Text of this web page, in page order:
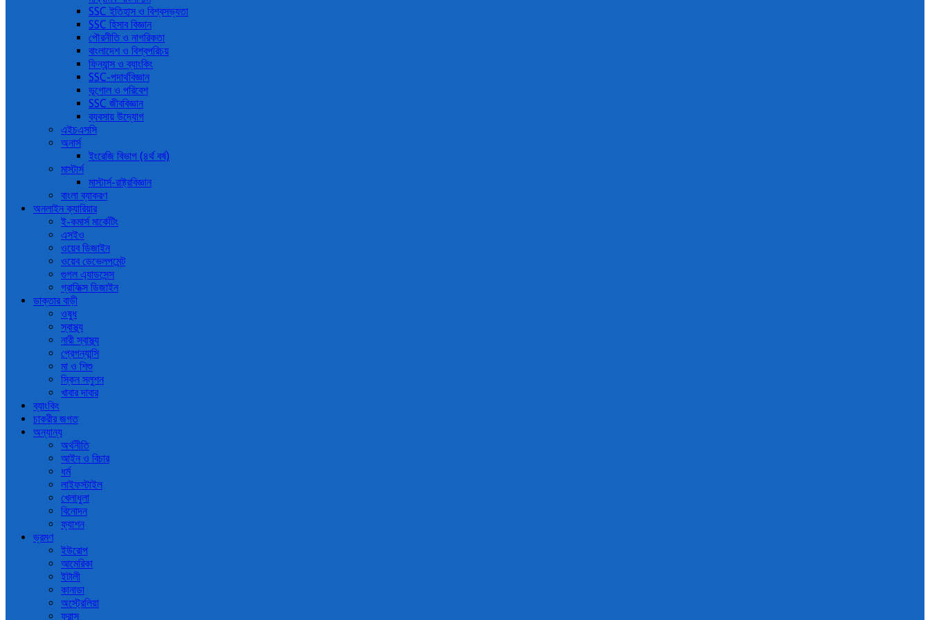
SSC ইতিহাস ও বিশ্বসভ্যতা
SSC হিসাব বিজ্ঞান
পৌরনীতি ও নাগরিকতা
বাংলাদেশ ও বিশ্বপরিচয়
ফিন্যান্স ও ব্যাংকিং
SSC-পদার্থবিজ্ঞান
ভূগোল ও পরিবেশ
SSC জীববিজ্ঞান
ব্যবসায় উদ্যোগ
এইচএসসি
অনার্স
ইংরেজি বিভাগ (৪র্থ বর্ষ)
মাস্টার্স
মাস্টার্স-রাষ্ট্রবিজ্ঞান
বাংলা ব্যাকরণ
অনলাইন ক্যারিয়ার
ই-কমার্স মার্কেটিং
এসইও
ওয়েব ডিজাইন
ওয়েব ডেভেলপমেন্ট
গুগল এ্যাডসেন্স
গ্রাফিক্স ডিজাইন
ডাক্তার বাড়ী
ওষুধ
স্বাস্থ্য
নারী স্বাস্থ্য
প্রেগন্যান্সি
মা ও শিশু
স্কিন সলুশন
খাবার দাবার
ব্যাংকিং
চাকরীর জগত
অন্যান্য
অর্থনীতি
আইন ও বিচার
ধর্ম
লাইফস্টাইল
খেলাধুলা
বিনোদন
ফ্যাশন
ভ্রমণ
ইউরোপ
আমেরিকা
ইটালী
কানাডা
অস্ট্রেলিয়া
ফ্রান্স